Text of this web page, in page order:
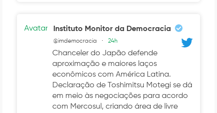
Avatar Instituto Monitor da Democracia
@imdemocracia · 24h
Chanceler do Japão defende
aproximação e maiores laços
econômicos com América Latina.
Declaração de Toshimitsu Motegi se dá
em meio às negociações para acordo
com Mercosul, criando área de livre